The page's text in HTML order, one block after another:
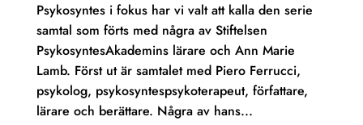
Psykosyntes i fokus har vi valt att kalla den serie
samtal som förts med några av Stiftelsen
PsykosyntesAkademins lärare och Ann Marie
Lamb. Först ut är samtalet med Piero Ferrucci,
psykolog, psykosyntespsykoterapeut, författare,
lärare och berättare. Några av hans...